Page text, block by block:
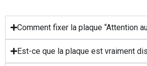
Comment fixer la plaque “Attention
Est-ce que la plaque est vraiment